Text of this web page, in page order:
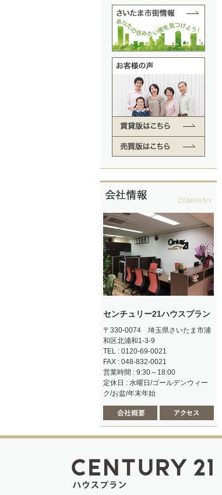
センチュリー21ハウスプラン
〒330-0074 埼玉県さいたま市浦
和区北浦和1-3-9
TEL : 0120-69-0021
FAX : 048-832-0021
営業時間 : 9:30～18:00
定休日 : 水曜日/ゴールデンウィー
ク/お盆/年末年始